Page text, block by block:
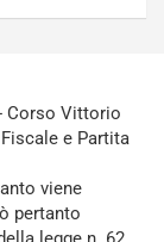
Corso Vittorio
e Partita
viene
pertanto